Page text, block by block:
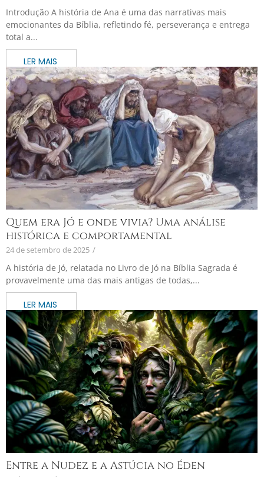
Introdução A história de Ana é uma das narrativas mais
emocionantes da Bíblia, refletindo fé, perseverança e entrega
total a...
Quem era Jó e onde vivia? Uma análise
histórica e comportamental
24 de setembro de 2025 /
A história de Jó, relatada no Livro de Jó na Bíblia Sagrada é
provavelmente uma das mais antigas de todas,...
Entre a Nudez e a Astúcia no Éden